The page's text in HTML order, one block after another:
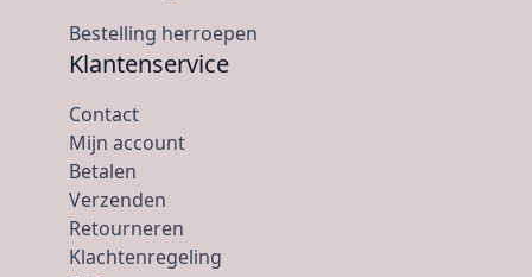
Bestelling herroepen
Klantenservice
Contact
Mijn account
Betalen
Verzenden
Retourneren
Klachtenregeling